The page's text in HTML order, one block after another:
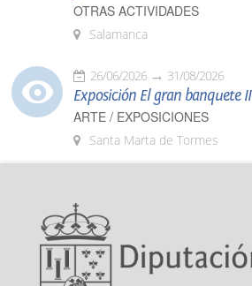
OTRAS ACTIVIDADES
Salamanca
26/06/2026 31/08/2026
Exposición El gran banquete II
ARTE / EXPOSICIONES
Santa Marta de Tormes